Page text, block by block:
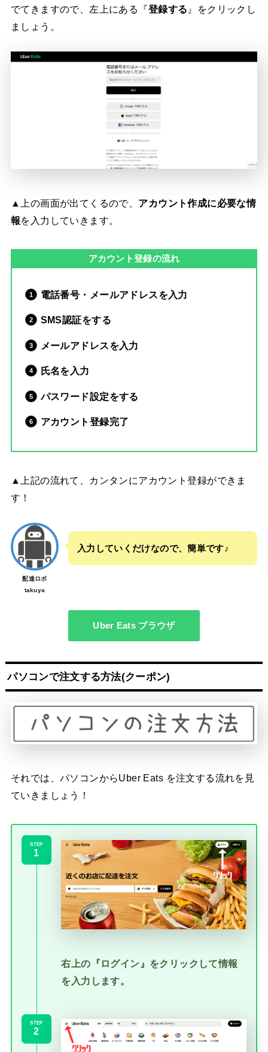
でてきますので、左上にある『登録する 』をクリックし
ましょう。
▲上の画面が出てくるので、 アカウント作成に必要な情
報を入力していきます。
アカウント登録の流れ
電話番号・メールアドレスを入力
SMS認証をする
メールアドレスを入力
氏名を入力
パスワード設定をする
アカウント登録完了
▲上記の流れて、カンタンにアカウント登録ができま
す！
配達ロボ
takuya
入力していくだけなので、簡単です♪
Uber Eats ブラウザ
パソコンで注文する方法(クーポン)
それでは、パソコンからUber Eats を注文する流れを見
ていきましょう！
STEP
右上の『ログイン』をクリックして情報
を入力します。
STEP